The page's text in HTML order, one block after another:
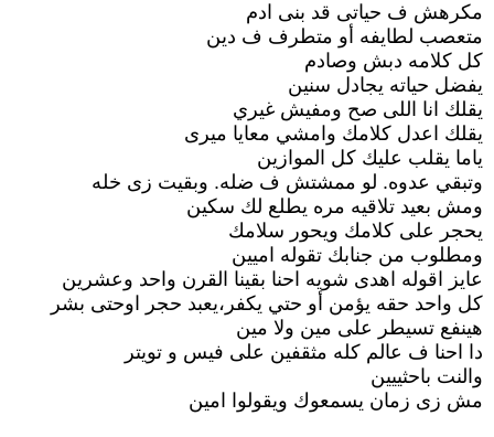
مكرهش ف حياتى قد بنى ادم
متعصب لطايفه أو متطرف ف دين
كل كلامه دبش وصادم
يفضل حياته يجادل سنين
يقلك انا اللى صح ومفيش غيري
يقلك اعدل كلامك وامشي معايا ميرى
ياما يقلب عليك كل الموازين
وتبقي عدوه. لو ممشتش ف ضله. وبقيت زى خله
ومش بعيد تلاقيه مره يطلع لك سكين
يحجر على كلامك ويحور سلامك
ومطلوب من جنابك تقوله اميين
عايز اقوله اهدى شويه احنا بقينا القرن واحد وعشرين
كل واحد حقه يؤمن أو حتي يكفر،يعبد حجر اوحتى بشر
هينفع تسيطر على مين ولا مين
دا احنا ف عالم كله مثقفين على فيس و تويتر
والنت باحثييين
مش زى زمان يسمعوك ويقولوا امين